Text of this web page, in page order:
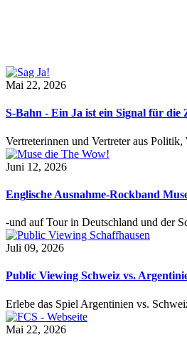
Mai 22, 2026
S-Bahn - Ein Ja ist ein Signal für die
Vertreterinnen und Vertreter aus
Juni 12, 2026
Englische Ausnahme-Rockband
-und auf Tour in Deutschland und der
Juli 09, 2026
Public Viewing Schweiz vs.
Erlebe das Spiel Argentinien vs.
Mai 22, 2026